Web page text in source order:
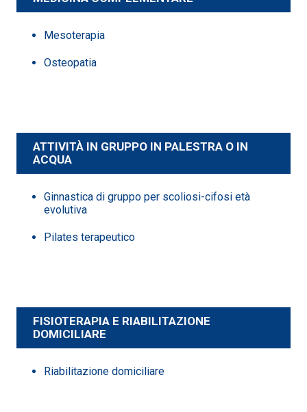
Mesoterapia
Osteopatia
ATTIVITÀ IN GRUPPO IN PALESTRA O IN
ACQUA
Ginnastica di gruppo per scoliosi-cifosi età
evolutiva
Pilates terapeutico
FISIOTERAPIA E RIABILITAZIONE
DOMICILIARE
Riabilitazione domiciliare